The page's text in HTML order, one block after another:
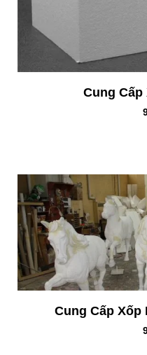
Cung Cấp
Cung Cấp Xốp